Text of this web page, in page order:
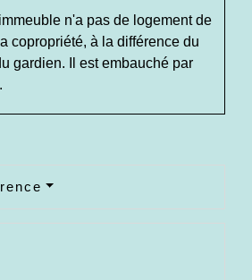
n'a pas de logement de
copropriété, à la différence du
gardien. Il est embauché par